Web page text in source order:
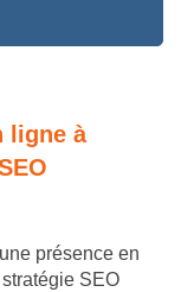
ligne à
présence en
SEO